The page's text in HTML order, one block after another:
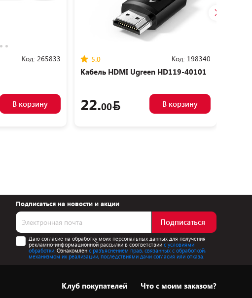
Код: 265833
В корзину
5.0 Код: 198340
Кабель HDMI Ugreen HD119-40101
22.00 В корзину
Подписаться на новости и акции
Подписаться
Даю согласие на обработку моих персональных данных для получения
рекламно-информационной рассылки в соответствиис условиями
обработки. Ознакомлен с разъяснением прав, связанных с обработкой,
механизмом их реализации, последствиями дачи согласия или отказа.
Клуб покупателей
Что с моим заказом?